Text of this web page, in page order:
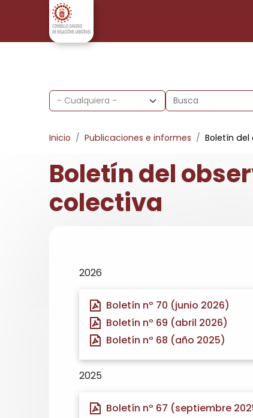
Pasar al contenido principal
Inicio Publicaciones e informes Boletín
Boletín del
colectiva
2026
Boletín nº 70 (junio 2026)
Boletín nº 69 (abril 2026)
Boletín nº 68 (año 2025)
2025
Boletín nº 67 (septiembre